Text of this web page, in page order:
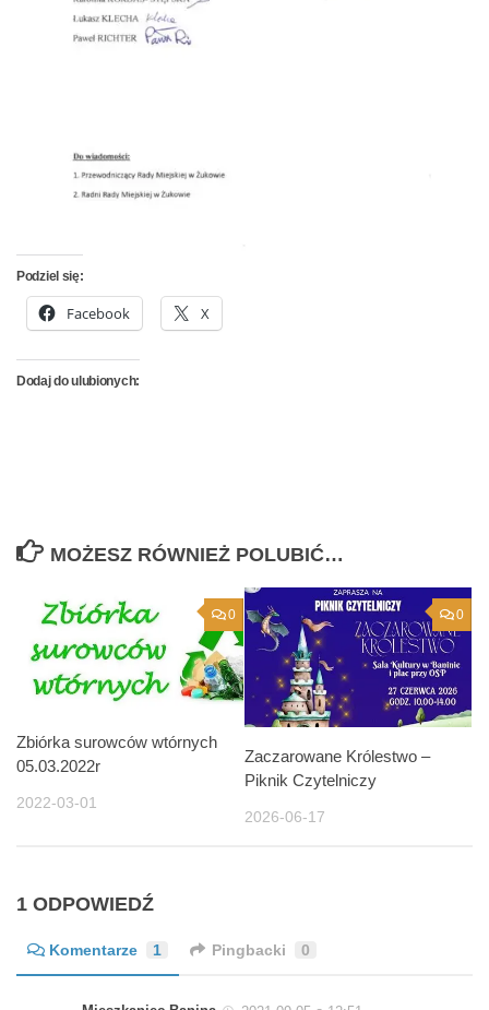
Podziel się:
Facebook X
Dodaj do ulubionych:
MOŻESZ RÓWNIEŻ POLUBIĆ…
0
Zbiórka surowców wtórnych
05.03.2022r
2022-03-01
0
Zaczarowane Królestwo –
Piknik Czytelniczy
2026-06-17
1 ODPOWIEDŹ
Komentarze 1 Pingbacki 0